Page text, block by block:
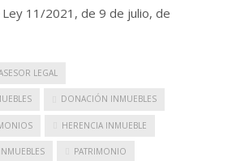
11/2021, de 9 de julio, de
LEGAL
DONACIÓN INMUEBLES
HERENCIA INMUEBLE
INMUEBLES PATRIMONIO